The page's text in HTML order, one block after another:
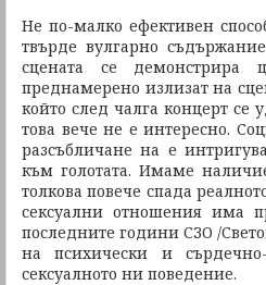
Не по-малко ефективен
твърде вулгарно
сцената се демонстрира
преднамерено излизат на
който след чалга концерт се
това вече не е интересно.
разсъбличане на е
към голотата. Имаме
толкова повече спада
сексуални отношения има
последните години СЗО /
на психически и
сексуалното ни поведение.